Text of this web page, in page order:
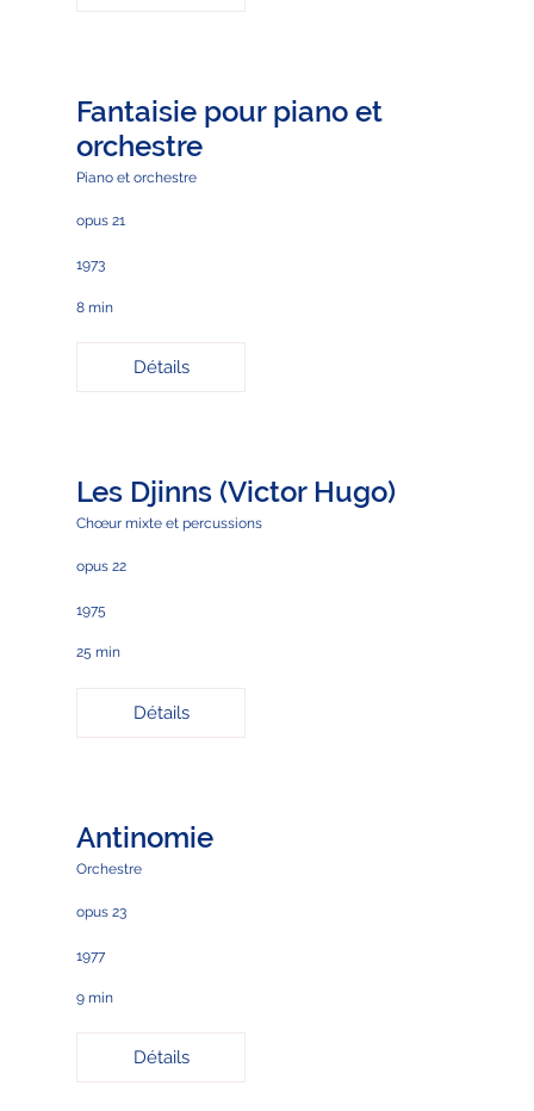
Fantaisie pour piano et
orchestre
Piano et orchestre
opus 21
1973
8 min
Détails
Les Djinns (Victor Hugo)
Chœur mixte et percussions
opus 22
1975
25 min
Détails
Antinomie
Orchestre
opus 23
1977
9 min
Détails